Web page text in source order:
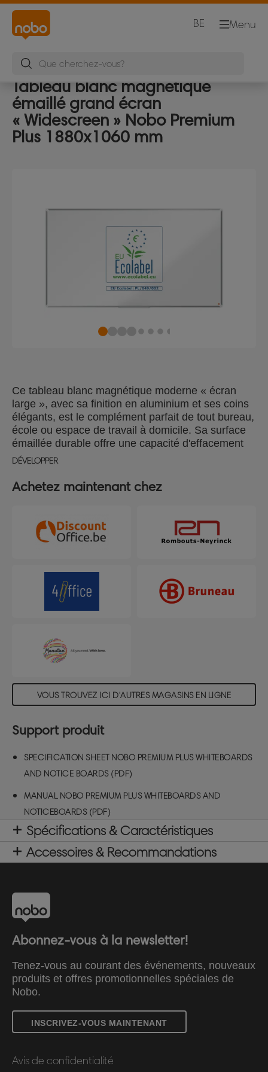
Menu
BE
Tableau blanc magnétique
émaillé grand écran
« Widescreen » Nobo Premium
Plus 1880x1060 mm
Ce tableau blanc magnétique moderne « écran
large », avec sa finition en aluminium et ses coins
élégants, est le complément parfait de tout bureau,
école ou espace de travail à domicile. Sa surface
émaillée durable offre une capacité d'effacement
supérieure et résiste aux traces fantômes, aux
pour un usage fréquent. Ce tableau blanc a une
pour une collaboration efficace. Conçu avec un
système de montage par les coins traditionnel, il
ce qui permet de fixer facilement des notes, des
photos et des informations clés. Il comprend un
grand plateau d'accessoires clipsable pour le
rangement desmarqueurs ou desaimants. Nos
l’écolabel UE, mondialement respecté, qui
reconnaît l'excellence environnementale et garantit
produit. Taille du tableau blanc : 1880x1060 mm
DÉVELOPPER
Achetez maintenant chez
VOUS TROUVEZ ICI D'AUTRES MAGASINS EN LIGNE
Support produit
SPECIFICATION SHEET NOBO PREMIUM PLUS WHITEBOARDS
AND NOTICE BOARDS (PDF)
MANUAL NOBO PREMIUM PLUS WHITEBOARDS AND
NOTICEBOARDS (PDF)
Spécifications & Caractéristiques
Accessoires & Recommandations
Abonnez-vous à la newsletter!
Tenez-vous au courant des événements, nouveaux
produits et offres promotionnelles spéciales de
Nobo.
INSCRIVEZ-VOUS MAINTENANT
Avis de confidentialité